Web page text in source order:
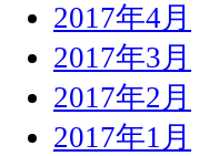
2017年4月
2017年3月
2017年2月
2017年1月